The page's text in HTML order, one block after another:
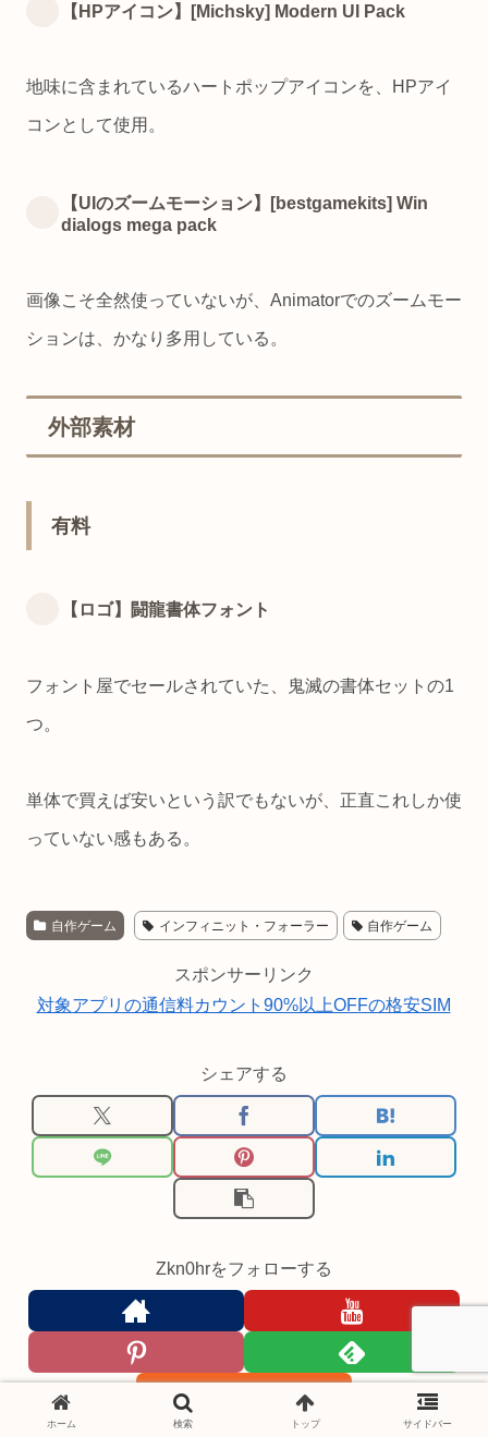
【HPアイコン】[Michsky] Modern UI Pack
地味に含まれているハートポップアイコンを、HPアイ
コンとして使用。
【UIのズームモーション】[bestgamekits] Win
dialogs mega pack
画像こそ全然使っていないが、Animatorでのズームモー
ションは、かなり多用している。
外部素材
有料
【ロゴ】闘龍書体フォント
フォント屋でセールされていた、鬼滅の書体セットの1
つ。
単体で買えば安いという訳でもないが、正直これしか使
っていない感もある。
自作ゲーム インフィニット・フォーラー 自作ゲーム
スポンサーリンク
対象アプリの通信料カウント90%以上OFFの格安SIM
シェアする
Zkn0hrをフォローする
ホーム 検索 トップ サイドバー